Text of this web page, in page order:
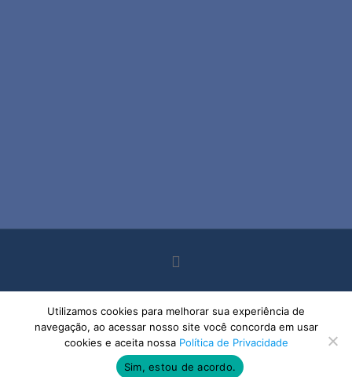
Política de Privacidade
(11) 3129-7100 WHATSAPP
Utilizamos cookies para melhorar sua experiência de
navegação, ao acessar nosso site você concorda em usar
cookies e aceita nossa Política de Privacidade
Sim, estou de acordo.